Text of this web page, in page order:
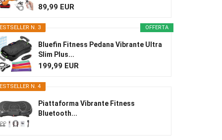
89,99 EUR
OFFERTA
N. 3
Bluefin Fitness Pedana Vibrante Ultra
Slim Plus...
199,99 EUR
N. 4
Piattaforma Vibrante Fitness
Bluetooth...